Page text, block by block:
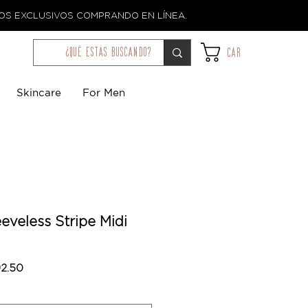
EXCLUSIVOS COMPRANDO EN LÍNEA.
¿qué estás buscando? Car
Skincare For Men
Stripe Midi
Precio